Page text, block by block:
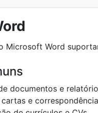
Microsoft Word
documentos e
cartas e